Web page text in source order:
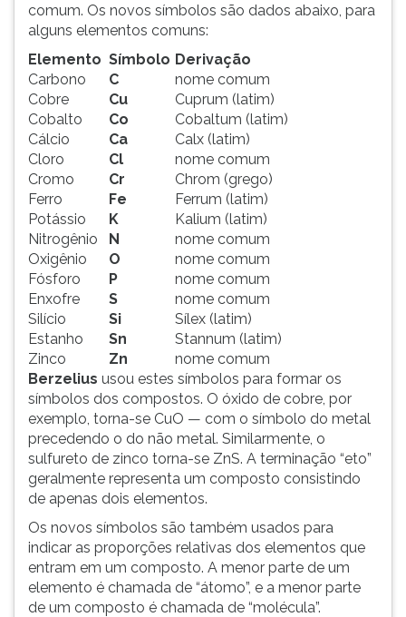
comum. Os novos símbolos são dados abaixo, para
alguns elementos comuns:
Elemento Símbolo Derivação
Carbono
Cobre
Cobalto
Cálcio
Cloro
Cromo
Ferro
Potássio
Nitrogênio
Oxigênio
Fósforo
Enxofre
Silício
Estanho
Zinco
C
Cu
Co
Ca
Cl
Cr
Fe
K
N
O
P
S
Si
Sn
Zn
nome comum
Cuprum (latim)
Cobaltum (latim)
Calx (latim)
nome comum
Chrom (grego)
Ferrum (latim)
Kalium (latim)
nome comum
nome comum
nome comum
nome comum
Sílex (latim)
Stannum (latim)
nome comum
Berzelius usou estes símbolos para formar os
símbolos dos compostos. O óxido de cobre, por
exemplo, torna-se CuO — com o símbolo do metal
precedendo o do não metal. Similarmente, o
sulfureto de zinco torna-se ZnS. A terminação “eto”
geralmente representa um composto consistindo
de apenas dois elementos.
Os novos símbolos são também usados para
indicar as proporções relativas dos elementos que
entram em um composto. A menor parte de um
elemento é chamada de “átomo”, e a menor parte
de um composto é chamada de “molécula”.